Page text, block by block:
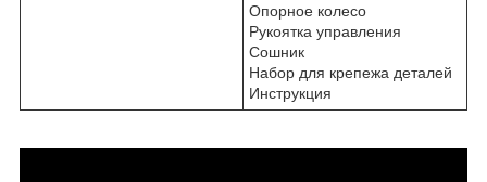
Опорное колесо
Рукоятка управления
Сошник
Набор для крепежа деталей
Инструкция